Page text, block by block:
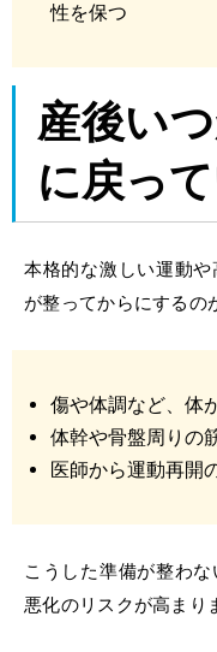
性を保つ
産後い
に戻っ
本格的な激しい運動
が整ってからにするの
傷や体調など、体
体幹や骨盤周りの
医師から運動再開
こうした準備が整わ
悪化のリスクが高まり